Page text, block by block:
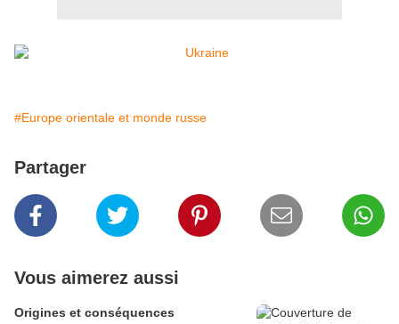
#Europe orientale et monde russe
Partager
Vous aimerez aussi
Origines et conséquences